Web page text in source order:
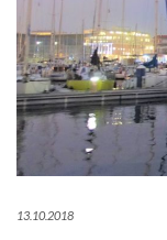
13.10.2018